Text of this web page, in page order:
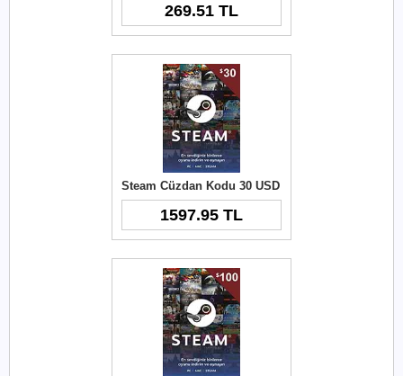
269.51 TL
Steam Cüzdan Kodu 30 USD
1597.95 TL